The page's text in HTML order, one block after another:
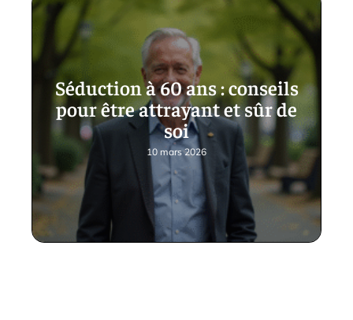
Séduction à 60 ans : conseils
pour être attrayant et sûr de
soi
10 mars 2026